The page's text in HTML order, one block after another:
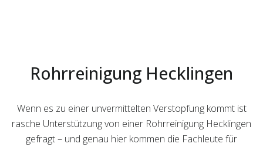
Rohrreinigung Hecklingen
Wenn es zu einer unvermittelten Verstopfung kommt ist
rasche Unterstützung von einer Rohrreinigung Hecklingen
gefragt – und genau hier kommen die Fachleute für